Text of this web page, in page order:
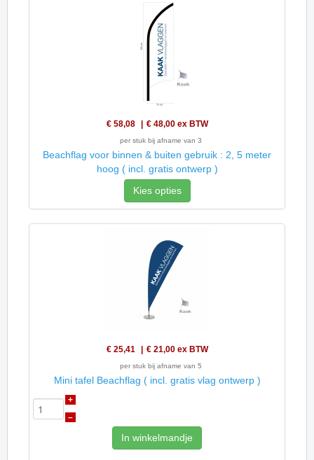
€ 58,08 € 48,00 ex BTW
per stuk bij afname van 3
Beachflag voor binnen & buiten gebruik : 2, 5 meter
hoog ( incl. gratis ontwerp )
Kies opties
€ 25,41 € 21,00 ex BTW
per stuk bij afname van 5
Mini tafel Beachflag ( incl. gratis vlag ontwerp )
+
–
In winkelmandje